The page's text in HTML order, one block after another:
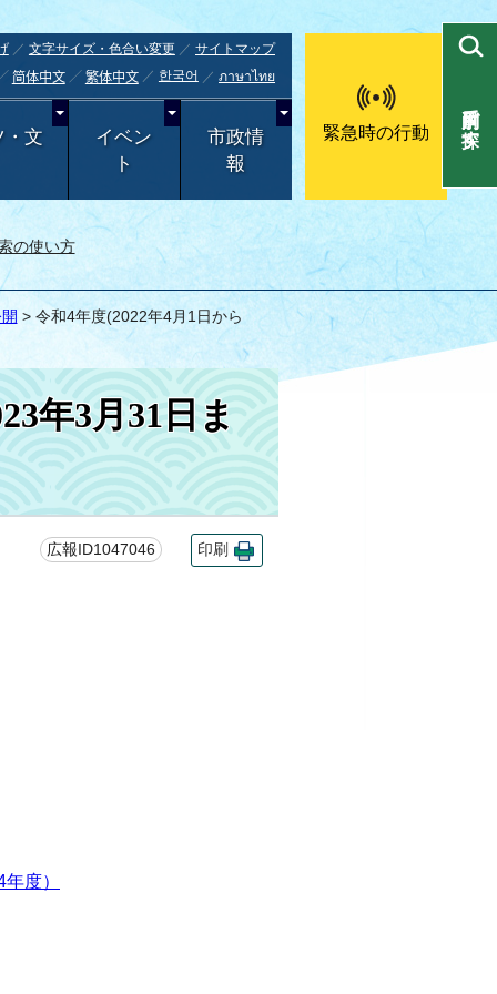
文字サイズ・色合い変更
サイトマップ
简体中文
繁体中文 한국어 ภาษาไทย
・文
イベン
ト
市政情
報
緊急時の行動
の使い方
目的別で探す
> 令和4年度(2022年4月1日から
年3月31日ま
広報ID1047046 印刷
度）